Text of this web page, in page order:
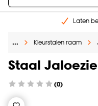
Laten
Gratis raam
… Kleurstalen raam
Staal
(0)